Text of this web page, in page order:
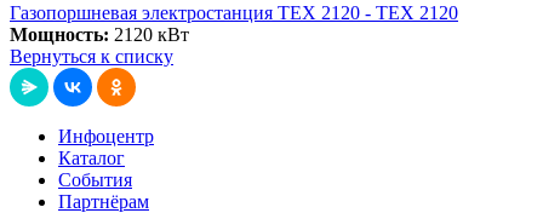
Газопоршневая электростанция ТЕХ 2120 - ТЕХ 2120
Мощность: 2120 кВт
Вернуться к списку
Инфоцентр
Каталог
События
Партнёрам